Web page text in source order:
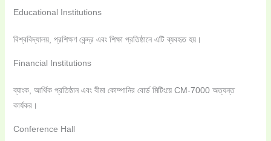
Educational Institutions
বিশ্ববিদ্যালয়, প্রশিক্ষণ কেন্দ্র এবং শিক্ষা প্রতিষ্ঠানে এটি ব্যবহৃত হয়।
Financial Institutions
ব্যাংক, আর্থিক প্রতিষ্ঠান এবং বীমা কোম্পানির বোর্ড মিটিংয়ে CM-7000 অত্যন্ত
কার্যকর।
Conference Hall